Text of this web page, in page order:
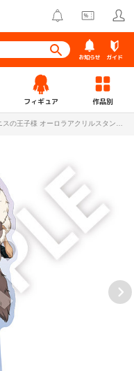
お知らせ ガイド
フィギュア 作品別
スの王子様 オーロラアクリルスタンド